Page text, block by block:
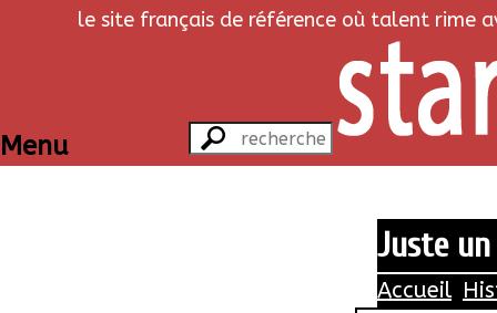
le site français de référence où talent rime
Menu
Juste
Accueil